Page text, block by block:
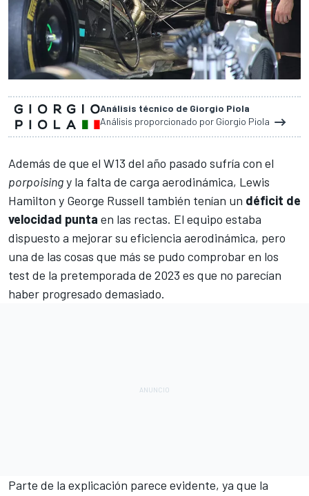
Análisis técnico de Giorgio Piola
Análisis proporcionado por Giorgio Piola
Además de que el W13 del año pasado sufría con el
porpoisingy la falta de carga aerodinámica, Lewis
Hamilton y George Russell también tenían un déficit de
velocidad punta en las rectas. El equipo estaba
dispuesto a mejorar su eficiencia aerodinámica, pero
una de las cosas que más se pudo comprobar en los
test de la pretemporada de 2023 es que no parecían
haber progresado demasiado.
Parte de la explicación parece evidente, ya que la